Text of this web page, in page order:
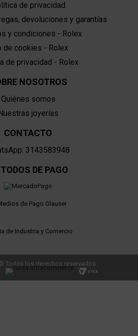
de privacidad
devoluciones y garantías
y condiciones - Rolex
de cookies - Rolex
de privacidad - Rolex
NOSOTROS
Quiénes somos
joyerías
CONTACTO
3143583948
DE PAGO
Todos los derechos reservados